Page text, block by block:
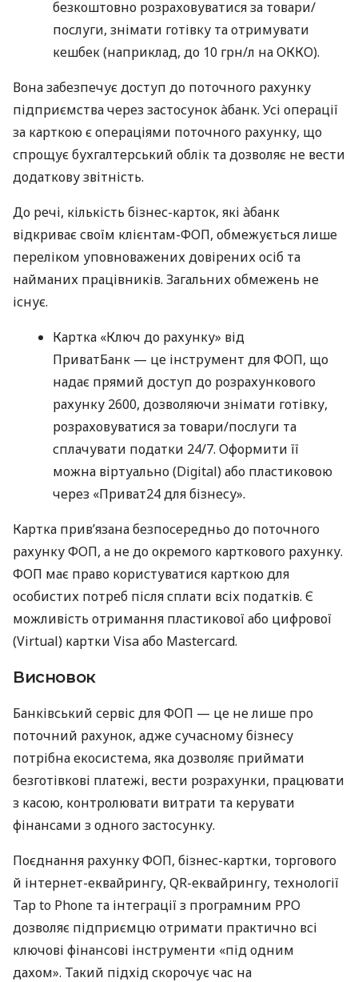
безкоштовно розраховуватися за товари/
послуги, знімати готівку та отримувати
кешбек (наприклад, до 10 грн/л на ОККО).
Вона забезпечує доступ до поточного рахунку
підприємства через застосунок àбанк. Усі операції
за карткою є операціями поточного рахунку, що
спрощує бухгалтерський облік та дозволяє не вести
додаткову звітність.
До речі, кількість бізнес-карток, які àбанк
відкриває своїм клієнтам-ФОП, обмежується лише
переліком уповноважених довірених осіб та
найманих працівників. Загальних обмежень не
існує.
Картка «Ключ до рахунку» від
ПриватБанк — це інструмент для ФОП, що
надає прямий доступ до розрахункового
рахунку 2600, дозволяючи знімати готівку,
розраховуватися за товари/послуги та
сплачувати податки 24/7. Оформити її
можна віртуально (Digital) або пластиковою
через «Приват24 для бізнесу».
Картка прив’язана безпосередньо до поточного
рахунку ФОП, а не до окремого карткового рахунку.
ФОП має право користуватися карткою для
особистих потреб після сплати всіх податків. Є
можливість отримання пластикової або цифрової
(Virtual) картки Visa або Mastercard.
Висновок
Банківський сервіс для ФОП — це не лише про
поточний рахунок, адже сучасному бізнесу
потрібна екосистема, яка дозволяє приймати
безготівкові платежі, вести розрахунки, працювати
з касою, контролювати витрати та керувати
фінансами з одного застосунку.
Поєднання рахунку ФОП, бізнес-картки, торгового
й інтернет-еквайрингу, QR-еквайрингу, технології
Tap to Phone та інтеграції з програмним РРО
дозволяє підприємцю отримати практично всі
ключові фінансові інструменти «під одним
дахом». Такий підхід скорочує час на